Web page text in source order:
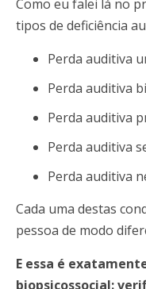
Como eu falei lá no
tipos de deficiência
Perda auditiva
Perda auditiva
Perda auditiva
Perda auditiva
Perda auditiva
Cada uma destas
pessoa de modo
E essa é
biopsicossocial: